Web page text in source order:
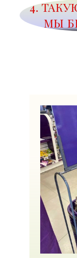
4.
МЫ